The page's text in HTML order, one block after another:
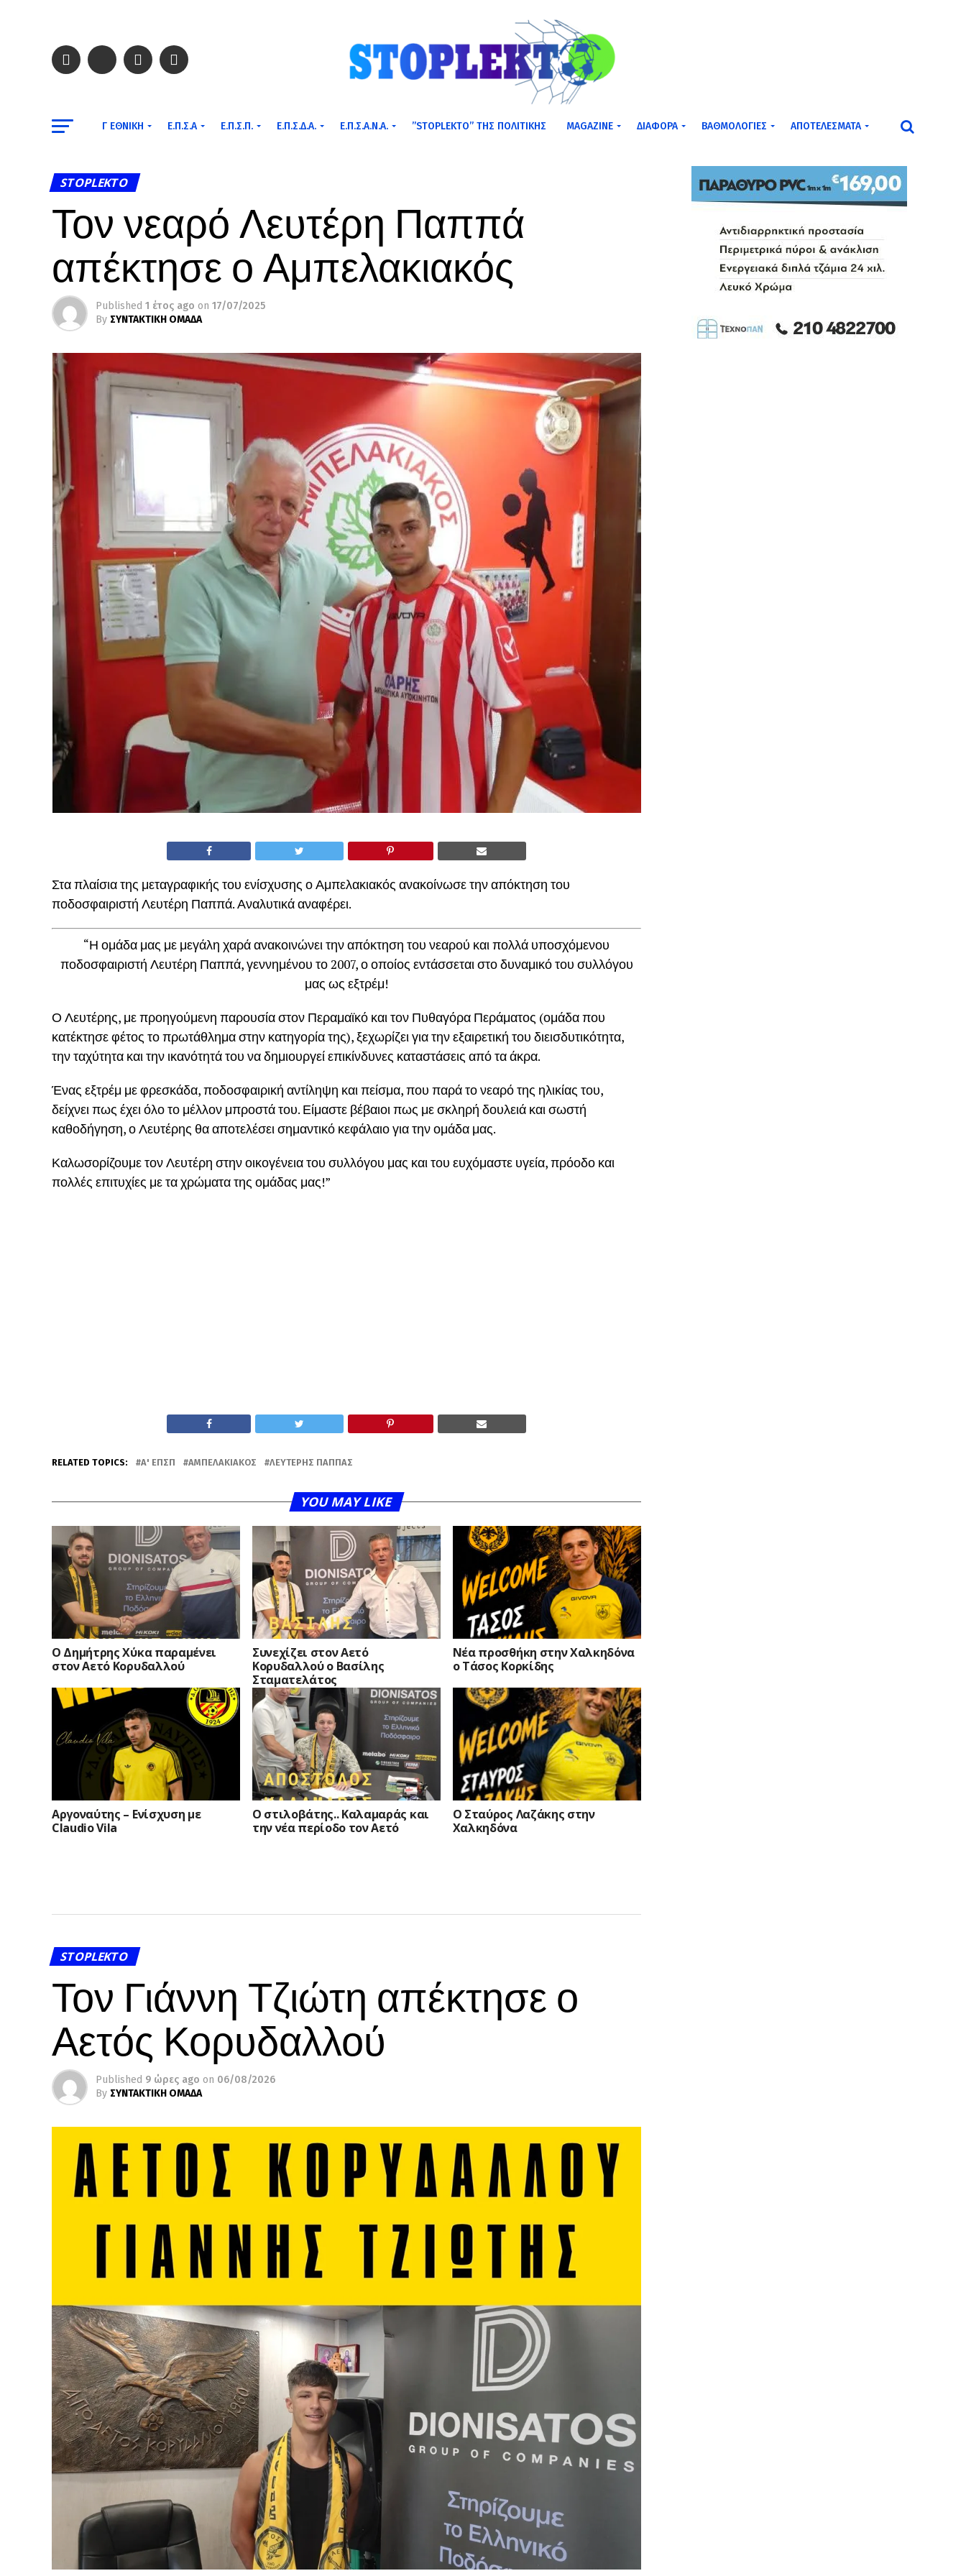
Γ ΕΘΝΙΚΉ Ε.Π.Σ.Α Ε.Π.Σ.Π. Ε.Π.Σ.Δ.Α. Ε.Π.Σ.Α.Ν.Α. ”STOPLEKTO” ΤΗΣ ΠΟΛΙΤΙΚΗΣ MAGAZINE ΔΙΆΦΟΡΑ ΒΑΘΜΟΛΟΓΊΕΣ ΑΠΟΤΕΛΈΣΜΑΤΑ
STOPLEKTO
Τον νεαρό Λευτέρη Παππά
απέκτησε ο Αμπελακιακός
Published 1 έτος ago on 17/07/2025
By ΣΥΝΤΑΚΤΙΚΗ ΟΜΑΔΑ
Στα πλαίσια της μεταγραφικής του ενίσχυσης ο Αμπελακιακός ανακοίνωσε την απόκτηση του
ποδοσφαιριστή Λευτέρη Παππά. Αναλυτικά αναφέρει.
“Η ομάδα μας με μεγάλη χαρά ανακοινώνει την απόκτηση του νεαρού και πολλά υποσχόμενου
ποδοσφαιριστή Λευτέρη Παππά, γεννημένου το 2007, ο οποίος εντάσσεται στο δυναμικό του συλλόγου
μας ως εξτρέμ!
Ο Λευτέρης, με προηγούμενη παρουσία στον Περαμαϊκό και τον Πυθαγόρα Περάματος (ομάδα που
κατέκτησε φέτος το πρωτάθλημα στην κατηγορία της), ξεχωρίζει για την εξαιρετική του διεισδυτικότητα,
την ταχύτητα και την ικανότητά του να δημιουργεί επικίνδυνες καταστάσεις από τα άκρα.
Ένας εξτρέμ με φρεσκάδα, ποδοσφαιρική αντίληψη και πείσμα, που παρά το νεαρό της ηλικίας του,
δείχνει πως έχει όλο το μέλλον μπροστά του. Είμαστε βέβαιοι πως με σκληρή δουλειά και σωστή
καθοδήγηση, ο Λευτέρης θα αποτελέσει σημαντικό κεφάλαιο για την ομάδα μας.
Καλωσορίζουμε τον Λευτέρη στην οικογένεια του συλλόγου μας και του ευχόμαστε υγεία, πρόοδο και
πολλές επιτυχίες με τα χρώματα της ομάδας μας!”
RELATED TOPICS: Α' ΕΠΣΠ ΑΜΠΕΛΑΚΙΑΚΌΣ ΛΕΥΤΈΡΗΣ ΠΑΠΠΆΣ
YOU MAY LIKE
O Δημήτρης Χύκα παραμένει
στον Αετό Κορυδαλλού
Συνεχίζει στον Αετό
Κορυδαλλού ο Βασίλης
Σταματελάτος
Νέα προσθήκη στην Χαλκηδόνα
ο Τάσος Κορκίδης
Αργοναύτης – Ενίσχυση με
Claudio Vila
Ο στιλοβάτης.. Καλαμαράς και
την νέα περίοδο τον Αετό
Ο Σταύρος Λαζάκης στην
Χαλκηδόνα
STOPLEKTO
Τον Γιάννη Τζιώτη απέκτησε ο
Αετός Κορυδαλλού
Published 9 ώρες ago on 06/08/2026
By ΣΥΝΤΑΚΤΙΚΗ ΟΜΑΔΑ